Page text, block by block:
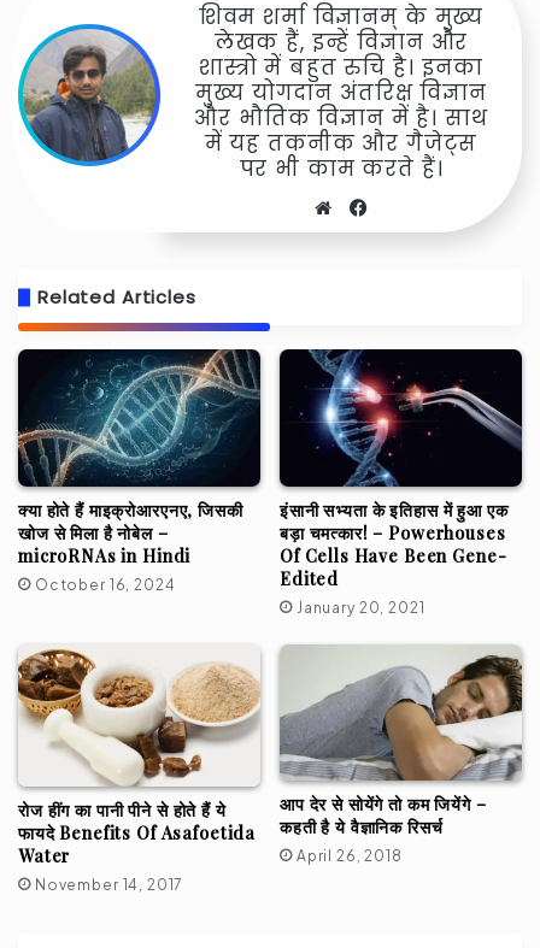
शिवम शर्मा विज्ञानम् के मुख्य
लेखक हैं, इन्हें विज्ञान और
शास्त्रो में बहुत रुचि है। इनका
मुख्य योगदान अंतरिक्ष विज्ञान
और भौतिक विज्ञान में है। साथ
में यह तकनीक और गैजेट्स
पर भी काम करते हैं।
Website
Related Articles
क्या होते हैं माइक्रोआरएनए, जिसकी
खोज से मिला है नोबेल –
microRNAs in Hindi
October 16, 2024
इंसानी सभ्यता के इतिहास में हुआ एक
बड़ा चमत्कार! – Powerhouses
Of Cells Have Been Gene-
Edited
January 20, 2021
रोज हींग का पानी पीने से होते हैं ये
फायदे Benefits Of Asafoetida
Water
November 14, 2017
आप देर से सोयेंगे तो कम जियेंगे –
कहती है ये वैज्ञानिक रिसर्च
April 26, 2018